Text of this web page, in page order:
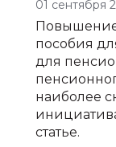
01 сентября
пособия
для
наиболее
статье.